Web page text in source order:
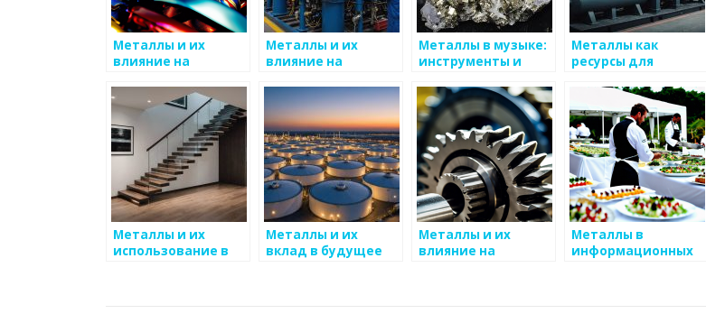
Металлы и их
влияние на
Металлы и их
влияние на
процессы
Металлы в музыке:
инструменты и
Металлы как
ресурсы для
Металлы и их
использование в
Металлы и их
вклад в будущее
Металлы и их
влияние на
Металлы в
информационных